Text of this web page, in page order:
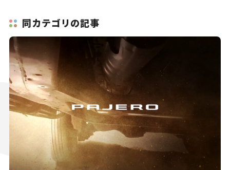
同カテゴリの記事